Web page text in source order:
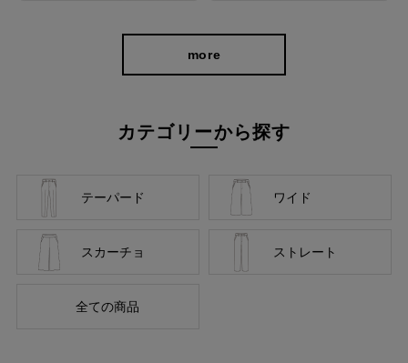
more
カテゴリーから探す
テーパード ワイド
スカーチョ ストレート
全ての商品